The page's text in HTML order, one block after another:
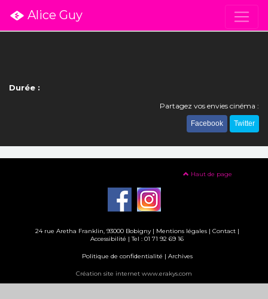
Alice Guy
Durée :
Partagez vos envies cinéma :
Facebook Twitter
Haut de page
24 rue Aretha Franklin, 93000 Bobigny | Mentions légales| Contact|
Accessibilité | Tel : 01 71 92 69 16
Politique de confidentialité | Archives
Création site internet www.erakys.com